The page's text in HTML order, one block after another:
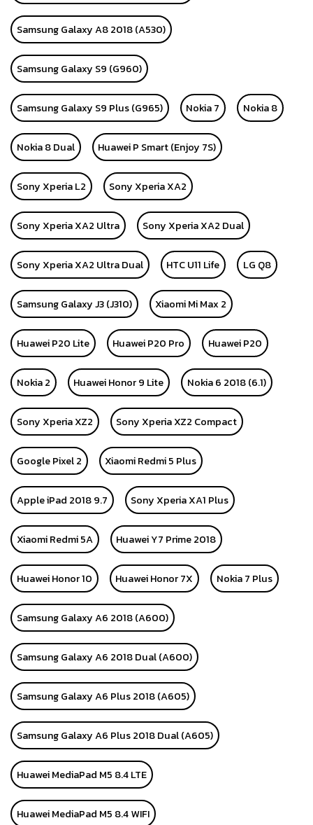
Samsung Galaxy A8 2018 (A530)
Samsung Galaxy S9 (G960)
Samsung Galaxy S9 Plus (G965) Nokia 7 Nokia 8
Nokia 8 Dual Huawei P Smart (Enjoy 7S)
Sony Xperia L2 Sony Xperia XA2
Sony Xperia XA2 Ultra Sony Xperia XA2 Dual
Sony Xperia XA2 Ultra Dual HTC U11 Life LG Q8
Samsung Galaxy J3 (J310) Xiaomi Mi Max 2
Huawei P20 Lite Huawei P20 Pro Huawei P20
Nokia 2 Huawei Honor 9 Lite Nokia 6 2018 (6.1)
Sony Xperia XZ2 Sony Xperia XZ2 Compact
Google Pixel 2 Xiaomi Redmi 5 Plus
Apple iPad 2018 9.7 Sony Xperia XA1 Plus
Xiaomi Redmi 5A Huawei Y7 Prime 2018
Huawei Honor 10 Huawei Honor 7X Nokia 7 Plus
Samsung Galaxy A6 2018 (A600)
Samsung Galaxy A6 2018 Dual (A600)
Samsung Galaxy A6 Plus 2018 (A605)
Samsung Galaxy A6 Plus 2018 Dual (A605)
Huawei MediaPad M5 8.4 LTE
Huawei MediaPad M5 8.4 WIFI